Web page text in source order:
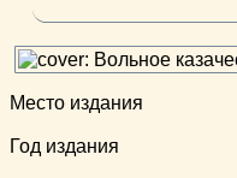
Место издания
Год издания